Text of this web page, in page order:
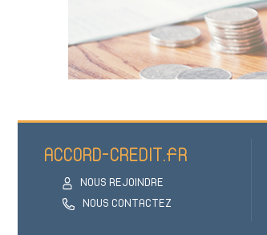
ACCORD-CREDIT.FR
NOUS REJOINDRE
NOUS CONTACTEZ